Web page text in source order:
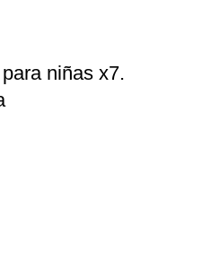
niñas x7.